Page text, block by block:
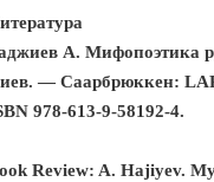
А. Мифопоэтика
— Саарбрюккен:
978-613-9-58192-4.
Review: A. Hajiyev.